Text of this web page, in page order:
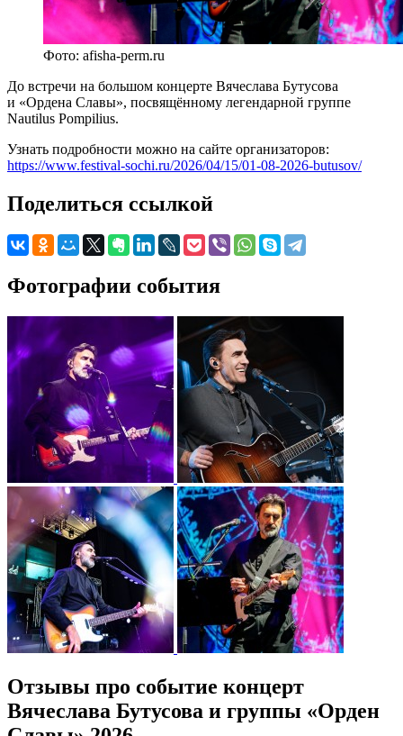
Фото: afisha-perm.ru
До встречи на большом концерте Вячеслава Бутусова
и «Ордена Славы», посвящённому легендарной группе
Nautilus Pompilius.
Узнать подробности можно на сайте организаторов:
https://www.festival-sochi.ru/2026/04/15/01-08-2026-butusov/
Поделиться ссылкой
Фотографии события
Отзывы про событие концерт
Вячеслава Бутусова и группы «Орден